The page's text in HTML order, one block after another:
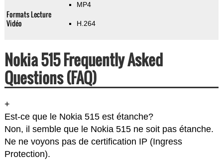
Formats Lecture
Vidéo
MP4
H.264
Nokia 515 Frequently Asked
Questions (FAQ)
+
Est-ce que le Nokia 515 est étanche?
Non, il semble que le Nokia 515 ne soit pas étanche.
Ne ne voyons pas de certification IP (Ingress
Protection).